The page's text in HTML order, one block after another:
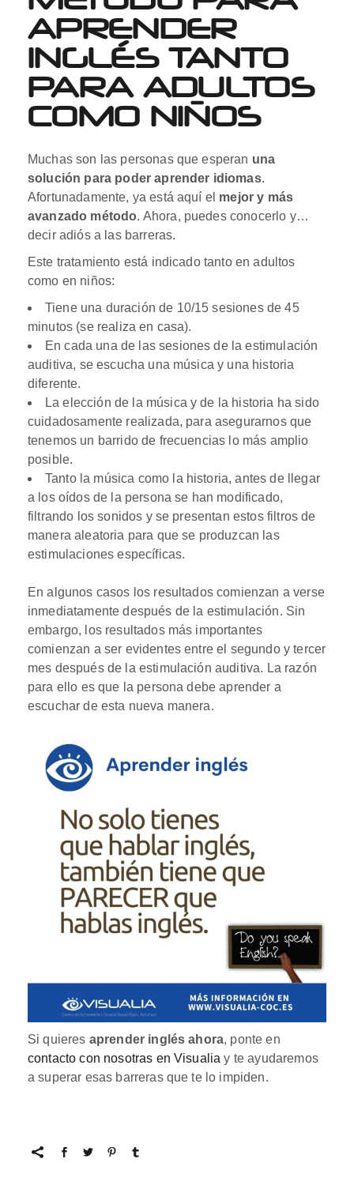
APRENDER
INGLÉS TANTO
PARA ADULTOS
COMO NIÑOS
Muchas son las personas que esperan una
solución para poder aprender idiomas.
Afortunadamente, ya está aquí el mejor y más
avanzado método. Ahora, puedes conocerlo y…
decir adiós a las barreras.
Este tratamiento está indicado tanto en adultos
como en niños:
Tiene una duración de 10/15 sesiones de 45
minutos (se realiza en casa).
En cada una de las sesiones de la estimulación
auditiva, se escucha una música y una historia
diferente.
La elección de la música y de la historia ha sido
cuidadosamente realizada, para asegurarnos que
tenemos un barrido de frecuencias lo más amplio
posible.
Tanto la música como la historia, antes de llegar
a los oídos de la persona se han modificado,
filtrando los sonidos y se presentan estos filtros de
manera aleatoria para que se produzcan las
estimulaciones específicas.
En algunos casos los resultados comienzan a verse
inmediatamente después de la estimulación. Sin
embargo, los resultados más importantes
comienzan a ser evidentes entre el segundo y tercer
mes después de la estimulación auditiva. La razón
para ello es que la persona debe aprender a
escuchar de esta nueva manera.
Si quieres aprender inglés ahora, ponte en
contacto con nosotras en Visualia y te ayudaremos
a superar esas barreras que te lo impiden.